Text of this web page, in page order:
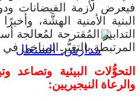
فيعرض لأزمة الفيضانات
البنية الأمنية الهشَّة،
التدابير المُقترحة لمُعالجة
المرتبطة بالتغيُّر المناخي في
التحوُّلات البيئية وتصاعد
والرعاة النيجيريين: